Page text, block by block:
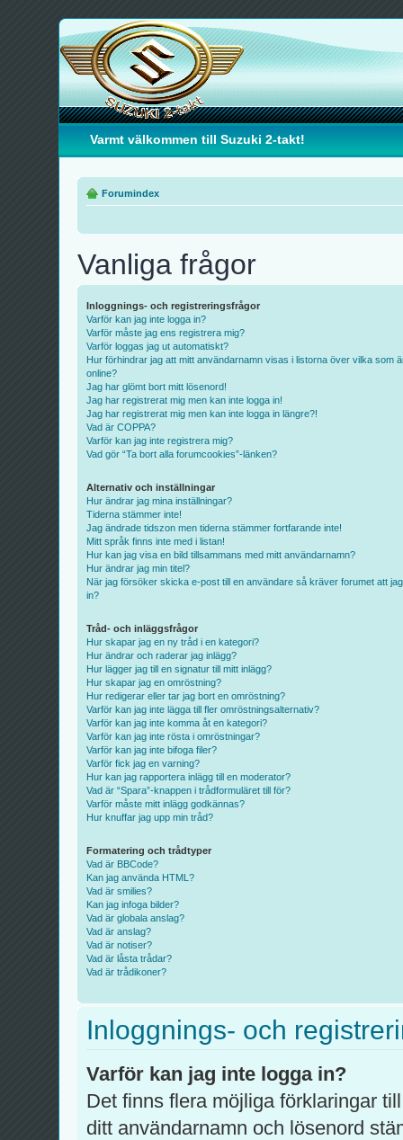
Varmt välkommen till Suzuki 2-takt!
Forumindex
Vanliga frågor
Inloggnings- och registreringsfrågor
Varför kan jag inte logga in?
Varför måste jag ens registrera mig?
Varför loggas jag ut automatiskt?
Hur förhindrar jag att mitt användarnamn visas i listorna över vilka som
online?
Jag har glömt bort mitt lösenord!
Jag har registrerat mig men kan inte logga in!
Jag har registrerat mig men kan inte logga in längre?!
Vad är COPPA?
Varför kan jag inte registrera mig?
Vad gör “Ta bort alla forumcookies”-länken?
Alternativ och inställningar
Hur ändrar jag mina inställningar?
Tiderna stämmer inte!
Jag ändrade tidszon men tiderna stämmer fortfarande inte!
Mitt språk finns inte med i listan!
Hur kan jag visa en bild tillsammans med mitt användarnamn?
Hur ändrar jag min titel?
När jag försöker skicka e-post till en användare så kräver forumet att
in?
Tråd- och inläggsfrågor
Hur skapar jag en ny tråd i en kategori?
Hur ändrar och raderar jag inlägg?
Hur lägger jag till en signatur till mitt inlägg?
Hur skapar jag en omröstning?
Hur redigerar eller tar jag bort en omröstning?
Varför kan jag inte lägga till fler omröstningsalternativ?
Varför kan jag inte komma åt en kategori?
Varför kan jag inte rösta i omröstningar?
Varför kan jag inte bifoga filer?
Varför fick jag en varning?
Hur kan jag rapportera inlägg till en moderator?
Vad är “Spara”-knappen i trådformuläret till för?
Varför måste mitt inlägg godkännas?
Hur knuffar jag upp min tråd?
Formatering och trådtyper
Vad är BBCode?
Kan jag använda HTML?
Vad är smilies?
Kan jag infoga bilder?
Vad är globala anslag?
Vad är anslag?
Vad är notiser?
Vad är låsta trådar?
Vad är trådikoner?
Inloggnings- och
Varför kan jag inte logga in?
Det finns flera möjliga förklaringar
ditt användarnamn och lösenord